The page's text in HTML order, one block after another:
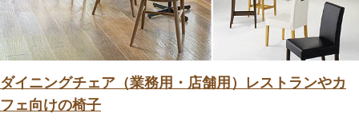
ダイニングチェア（業務用・店舗用）レストランやカ
フェ向けの椅子